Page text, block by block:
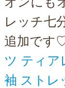
レッチ七
追加です
ツ ティア
袖 ストレ